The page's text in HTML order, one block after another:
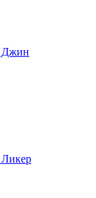
Джин
Ликер